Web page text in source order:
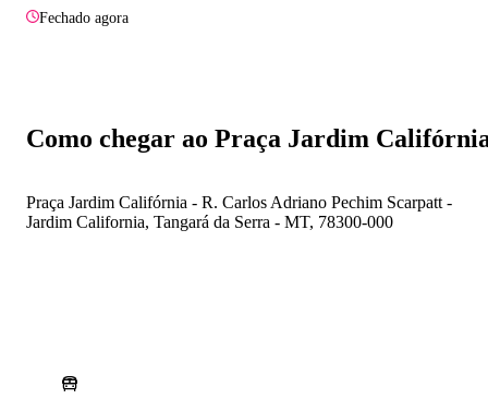
Fechado agora
Como chegar ao Praça Jardim
Praça Jardim Califórnia - R. Carlos Adriano Pechim Scarpatt -
Jardim California, Tangará da Serra - MT, 78300-000